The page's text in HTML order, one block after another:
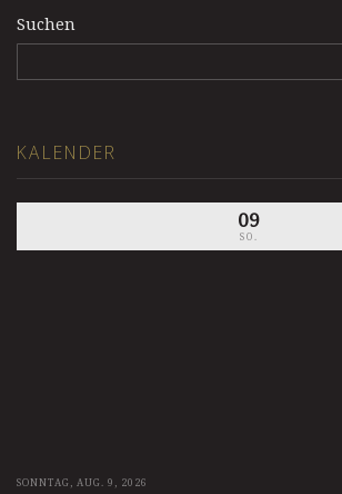
Suchen
KALENDER
09
SO.
SONNTAG, AUG. 9, 2026